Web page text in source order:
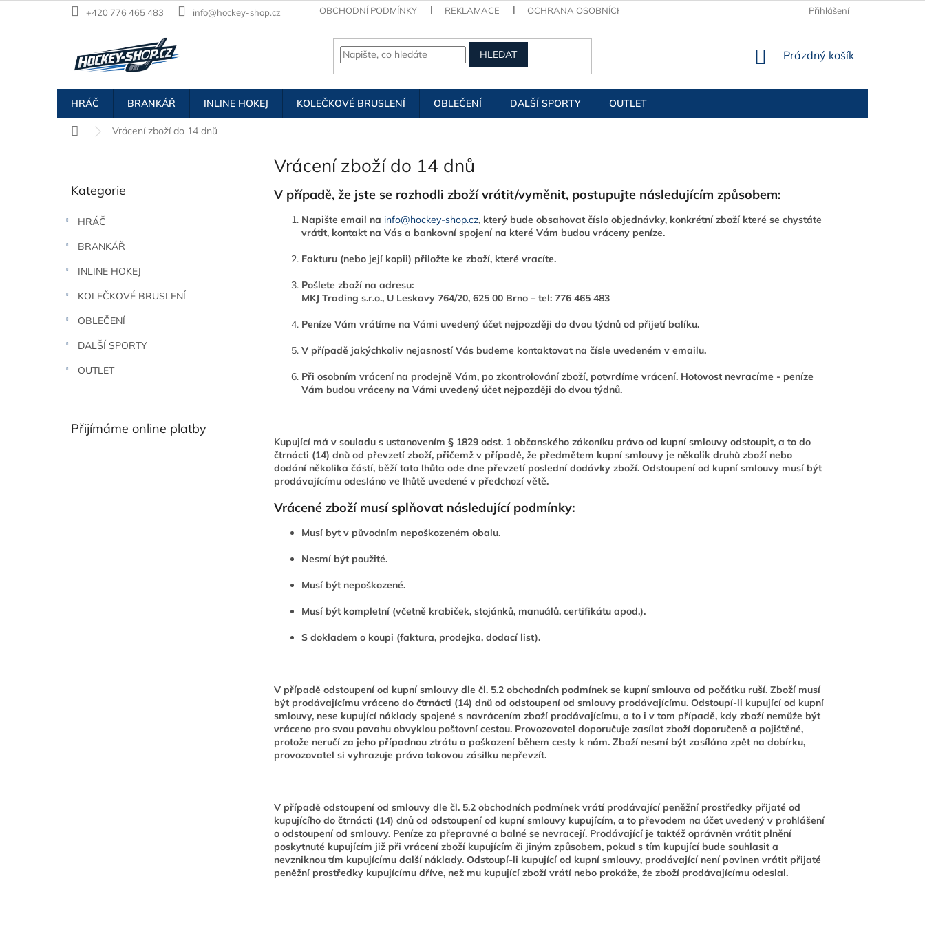
na
+420 776 465 483 info@hockey-shop.cz OBCHODNÍ PODMÍNKY REKLAMACE OCHRANA OSOBNÍCH ÚDAJŮ TABULKY VELIKOSTÍ
Přihlášení
HLEDAT
NÁKUPNÍ
Prázdný košík
HRÁČ BRANKÁŘ INLINE HOKEJ KOLEČKOVÉ BRUSLENÍ OBLEČENÍ DALŠÍ SPORTY OUTLET
Domů Vrácení zboží do 14 dnů
kategorie
Kategorie
HRÁČ
BRANKÁŘ
INLINE HOKEJ
KOLEČKOVÉ BRUSLENÍ
OBLEČENÍ
DALŠÍ SPORTY
OUTLET
Přijímáme online platby
Vrácení zboží do 14 dnů
V případě, že jste se rozhodli zboží vrátit/vyměnit, postupujte následujícím způsobem:
Napište email na info@hockey-shop.cz, který bude obsahovat číslo objednávky, konkrétní zboží které se chystáte
vrátit, kontakt na Vás a bankovní spojení na které Vám budou vráceny peníze.
Fakturu (nebo její kopii) přiložte ke zboží, které vracíte.
Pošlete zboží na adresu:
MKJ Trading s.r.o., U Leskavy 764/20, 625 00 Brno – tel: 776 465 483
Peníze Vám vrátíme na Vámi uvedený účet nejpozději do dvou týdnů od přijetí balíku.
V případě jakýchkoliv nejasností Vás budeme kontaktovat na čísle uvedeném v emailu.
Při osobním vrácení na prodejně Vám, po zkontrolování zboží, potvrdíme vrácení. Hotovost nevracíme - peníze
Vám budou vráceny na Vámi uvedený účet nejpozději do dvou týdnů.
Kupující má v souladu s ustanovením § 1829 odst. 1 občanského zákoníku právo od kupní smlouvy odstoupit, a to do
čtrnácti (14) dnů od převzetí zboží, přičemž v případě, že předmětem kupní smlouvy je několik druhů zboží nebo
dodání několika částí, běží tato lhůta ode dne převzetí poslední dodávky zboží. Odstoupení od kupní smlouvy musí být
prodávajícímu odesláno ve lhůtě uvedené v předchozí větě.
Vrácené zboží musí splňovat následující podmínky:
Musí byt v původním nepoškozeném obalu.
Nesmí být použité.
Musí být nepoškozené.
Musí být kompletní (včetně krabiček, stojánků, manuálů, certifikátu apod.).
S dokladem o koupi (faktura, prodejka, dodací list).
V případě odstoupení od kupní smlouvy dle čl. 5.2 obchodních podmínek se kupní smlouva od počátku ruší. Zboží musí
být prodávajícímu vráceno do čtrnácti (14) dnů od odstoupení od smlouvy prodávajícímu. Odstoupí-li kupující od kupní
smlouvy, nese kupující náklady spojené s navrácením zboží prodávajícímu, a to i v tom případě, kdy zboží nemůže být
vráceno pro svou povahu obvyklou poštovní cestou. Provozovatel doporučuje zasílat zboží doporučeně a pojištěné,
protože neručí za jeho případnou ztrátu a poškození během cesty k nám. Zboží nesmí být zasíláno zpět na dobírku,
provozovatel si vyhrazuje právo takovou zásilku nepřevzít.
V případě odstoupení od smlouvy dle čl. 5.2 obchodních podmínek vrátí prodávající peněžní prostředky přijaté od
kupujícího do čtrnácti (14) dnů od odstoupení od kupní smlouvy kupujícím, a to převodem na účet uvedený v prohlášení
o odstoupení od smlouvy. Peníze za přepravné a balné se nevracejí. Prodávající je taktéž oprávněn vrátit plnění
poskytnuté kupujícím již při vrácení zboží kupujícím či jiným způsobem, pokud s tím kupující bude souhlasit a
nevzniknou tím kupujícímu další náklady. Odstoupí-li kupující od kupní smlouvy, prodávající není povinen vrátit přijaté
peněžní prostředky kupujícímu dříve, než mu kupující zboží vrátí nebo prokáže, že zboží prodávajícímu odeslal.